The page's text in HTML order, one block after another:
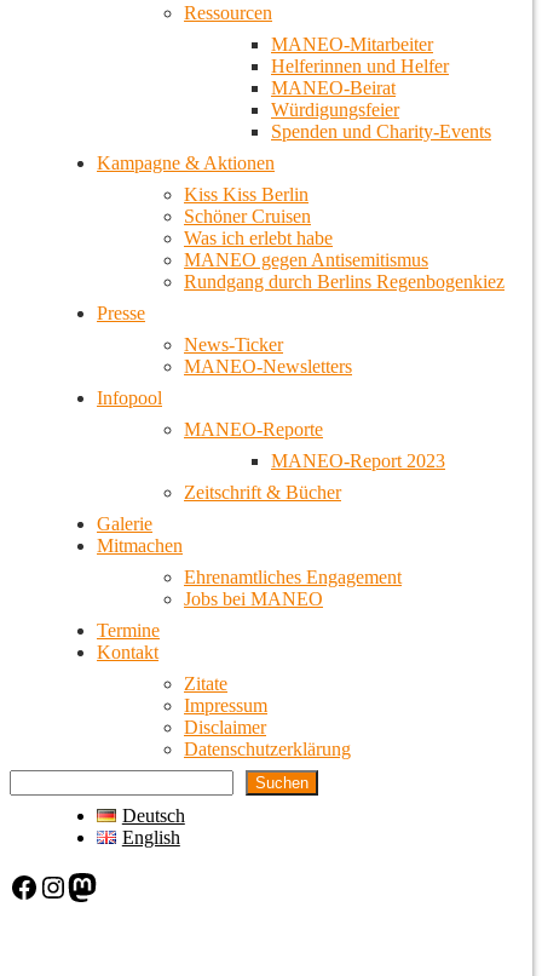
Ressourcen
MANEO-Mitarbeiter
Helferinnen und Helfer
MANEO-Beirat
Würdigungsfeier
Spenden und Charity-Events
Kampagne & Aktionen
Kiss Kiss Berlin
Schöner Cruisen
Was ich erlebt habe
MANEO gegen Antisemitismus
Rundgang durch Berlins Regenbogenkiez
Presse
News-Ticker
MANEO-Newsletters
Infopool
MANEO-Reporte
MANEO-Report 2023
Zeitschrift & Bücher
Galerie
Mitmachen
Ehrenamtliches Engagement
Jobs bei MANEO
Termine
Kontakt
Zitate
Impressum
Disclaimer
Datenschutzerklärung
Suchen
Deutsch
English
Facebook Instagram Mastodon